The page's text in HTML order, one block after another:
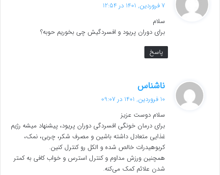
ت
7 فروردین, 1401 در 12:54
سلام
برای دوران پریود و افسردگیش چی بخوریم حوبه؟
پاسخ
ناشناس
:
10 فروردین, 1401 در 09:07
سلام دوست عزیز
برای درمان خونگی افسردگی دوران پریود، پیشنهاد میشه رژیم
غذایی متعادل داشته باشین و مصرف شکر، چربی، نمک،
کربوهیدرات خالص شده و الکل رو کنترل کنین.
همچنین ورزش مداوم و کنترل استرس و خواب کافی به کمتر
شدن علائم کمک می‌کنه.